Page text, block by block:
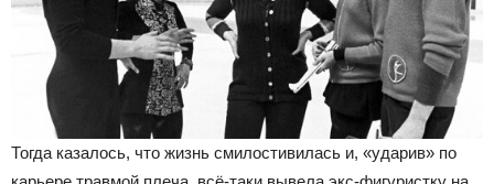
Тогда казалось, что жизнь смилостивилась и, «ударив» по